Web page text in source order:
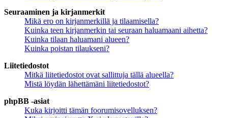
Seuraaminen ja kirjanmerkit
Mikä ero on kirjanmerkillä ja tilaamisella?
Kuinka teen kirjanmerkin tai seuraan haluamaani aihetta?
Kuinka tilaan haluamani alueen?
Kuinka poistan tilaukseni?
Liitetiedostot
Mitkä liitetiedostot ovat sallittuja tällä alueella?
Mistä löydän lähettämäni liitetiedostot?
phpBB -asiat
Kuka kirjoitti tämän foorumisovelluksen?